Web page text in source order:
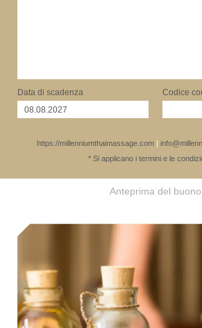
Data di scadenza Codice
https://millenniumthaimassage.com
* Si applicano i termini e le
Anteprima del buono